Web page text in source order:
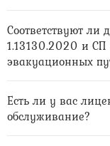
Соответствуют ли
1.13130.2020 и СП
эвакуационных
Есть ли у вас
обслуживание?